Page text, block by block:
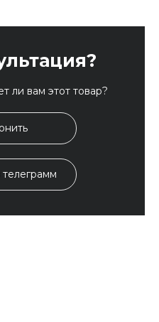
ли вам этот товар?
телеграмм